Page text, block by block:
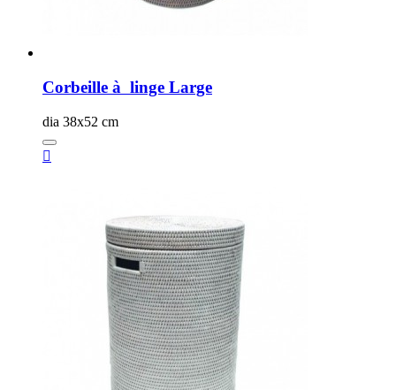
Corbeille à linge Large
dia 38x52 cm
